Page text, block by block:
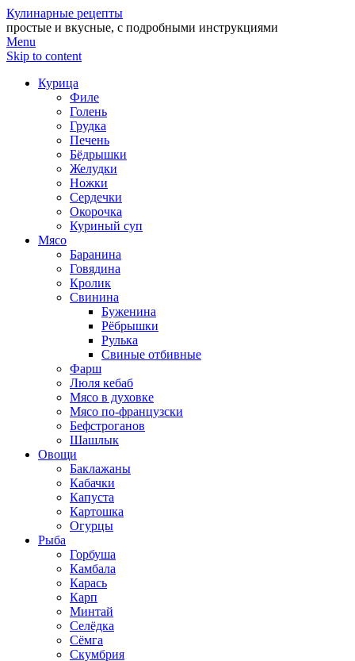
Кулинарные рецепты
простые и вкусные, с подробными инструкциями
Menu
Skip to content
Курица
Филе
Голень
Грудка
Печень
Бёдрышки
Желудки
Ножки
Сердечки
Окорочка
Куриный суп
Мясо
Баранина
Говядина
Кролик
Свинина
Буженина
Рёбрышки
Рулька
Свиные отбивные
Фарш
Люля кебаб
Мясо в духовке
Мясо по-французски
Бефстроганов
Шашлык
Овощи
Баклажаны
Кабачки
Капуста
Картошка
Огурцы
Рыба
Горбуша
Камбала
Карась
Карп
Минтай
Селёдка
Сёмга
Скумбрия